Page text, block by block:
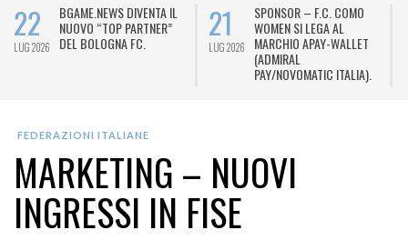
22
LUG 2026
BGAME.NEWS DIVENTA IL
NUOVO “TOP PARTNER”
DEL BOLOGNA FC.
21
LUG 2026
SPONSOR – F.C. COMO
WOMEN SI LEGA AL
MARCHIO APAY-WALLET
(ADMIRAL
PAY/NOVOMATIC ITALIA).
FEDERAZIONI ITALIANE
MARKETING – NUOVI
INGRESSI IN FISE